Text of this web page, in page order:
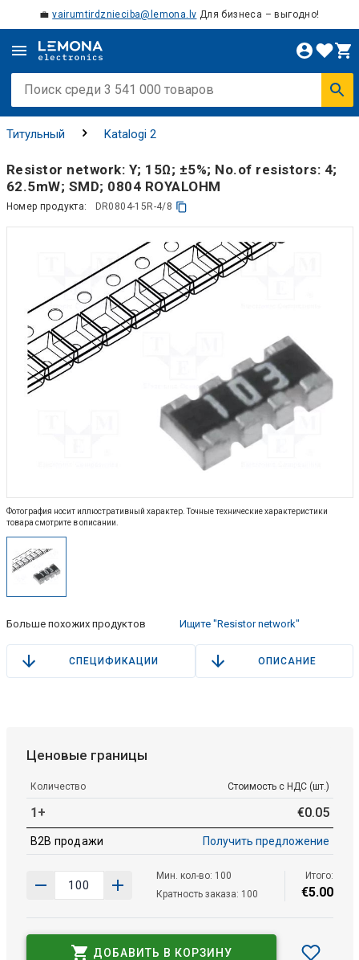
💼vairumtirdznieciba@lemona.lv Для бизнеса – выгодно!
Титульный Katalogi 2
Resistor network: Y; 15Ω; ±5%; No.of resistors: 4;
62.5mW; SMD; 0804 ROYALOHM
Номер продукта: DR0804-15R-4/8
Фотография носит иллюстративный характер. Точные технические характеристики
товара смотрите в описании.
Больше похожих продуктов Ищите "Resistor network"
СПЕЦИФИКАЦИИ ОПИСАНИЕ
Ценовые границы
Количество Стоимость с НДС (шт.)
1+ €0.05
B2B продажи Получить предложение
Мин. кол-во: 100
Кратность заказа: 100
Итого:
€5.00
ДОБАВИТЬ В КОРЗИНУ